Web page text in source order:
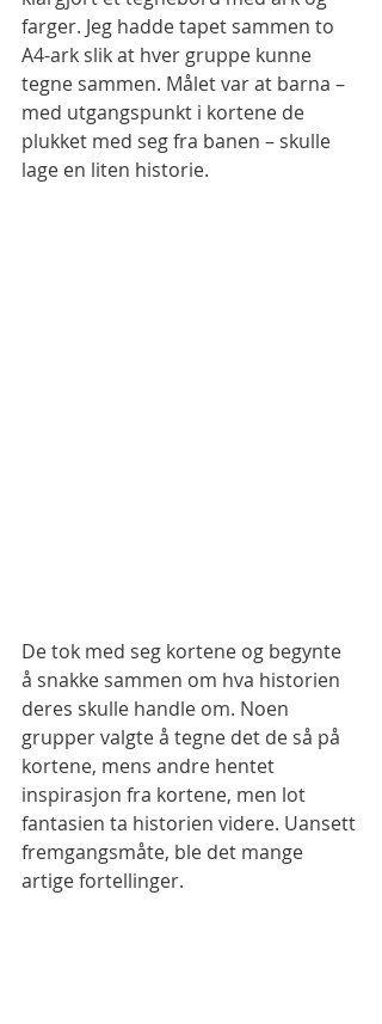
farger. Jeg hadde tapet sammen to
A4-ark slik at hver gruppe kunne
tegne sammen. Målet var at barna –
med utgangspunkt i kortene de
plukket med seg fra banen – skulle
lage en liten historie.
De tok med seg kortene og begynte
å snakke sammen om hva historien
deres skulle handle om. Noen
grupper valgte å tegne det de så på
kortene, mens andre hentet
inspirasjon fra kortene, men lot
fantasien ta historien videre. Uansett
fremgangsmåte, ble det mange
artige fortellinger.